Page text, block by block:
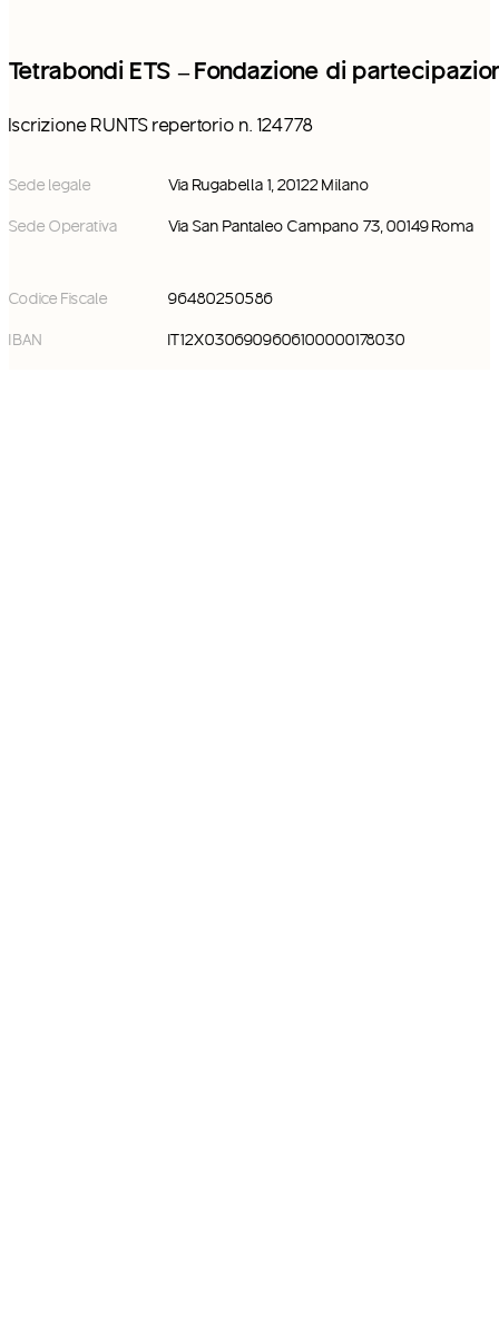
Tetrabondi ETS – Fondazione di
Iscrizione RUNTS repertorio n. 124778
Sede legale Via Rugabella 1, 20122 Milano
Sede Operativa Via San Pantaleo Campano 73, 00149 Roma
Codice Fiscale 96480250586
IBAN IT12X0306909606100000178030